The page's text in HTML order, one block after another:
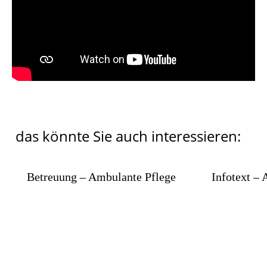
das könnte Sie auch interessieren:
Betreuung – Ambulante Pflege Infotext –